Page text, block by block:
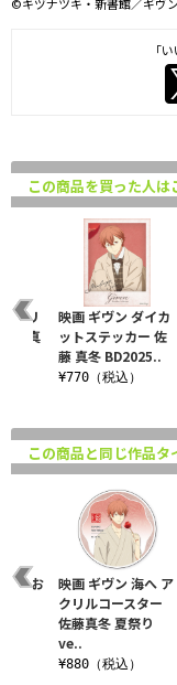
「
この商品を買った人
クリ
藤 真
映画 ギヴン ダイカ
ットステッカー 佐
藤 真冬 BD2025..
¥770（税込）
この商品と同じ作品タ
へ お
映画 ギヴン 海へ ア
クリルコースター
佐藤真冬 夏祭り
ve..
¥880（税込）